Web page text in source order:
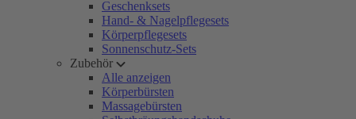
Geschenksets
Hand- & Nagelpflegesets
Körperpflegesets
Sonnenschutz-Sets
Zubehör
Alle anzeigen
Körperbürsten
Massagebürsten